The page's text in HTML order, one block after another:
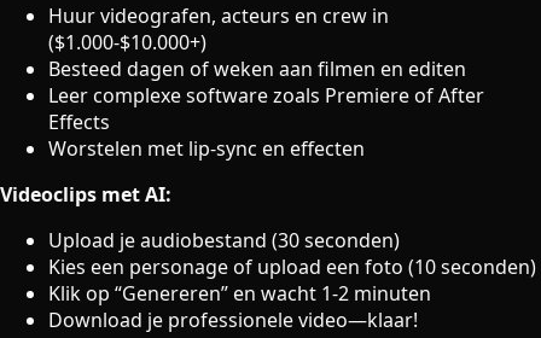
Huur videografen, acteurs en crew in
($1.000-$10.000+)
Besteed dagen of weken aan filmen en editen
Leer complexe software zoals Premiere of After
Effects
Worstelen met lip-sync en effecten
Videoclips met AI:
Upload je audiobestand (30 seconden)
Kies een personage of upload een foto (10 seconden)
Klik op “Genereren” en wacht 1-2 minuten
Download je professionele video—klaar!